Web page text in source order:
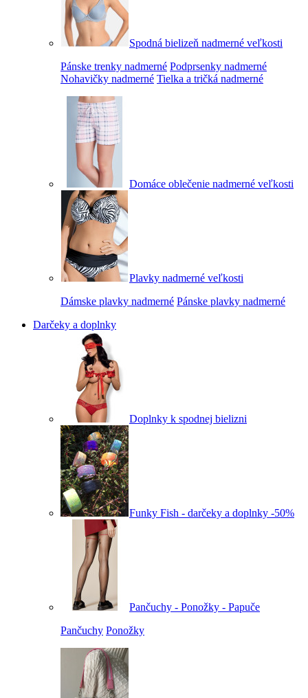
Spodná bielizeň nadmerné veľkosti
Pánske trenky nadmerné Podprsenky nadmerné
Nohavičky nadmerné Tielka a tričká nadmerné
Domáce oblečenie nadmerné veľkosti
Plavky nadmerné veľkosti
Dámske plavky nadmerné Pánske plavky nadmerné
Darčeky a doplnky
Doplnky k spodnej bielizni
Funky Fish - darčeky a doplnky -50%
Pančuchy - Ponožky - Papuče
Pančuchy Ponožky